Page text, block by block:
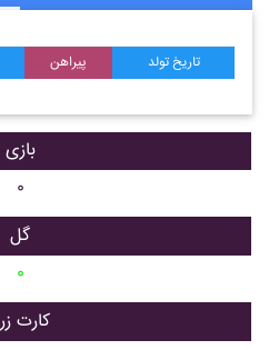
پیراهن تاریخ تولد
بازی
۰
گل
۰
کارت